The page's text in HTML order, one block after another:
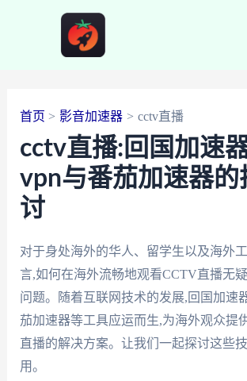
首页 影音加速器 cctv直播
cctv直播:回国加速
vpn与番茄加速器的
讨
对于身处海外的华人、留学生以及海外
言,如何在海外流畅地观看CCTV直播无
问题。随着互联网技术的发展,回国加速
茄加速器等工具应运而生,为海外观众提
直播的解决方案。让我们一起探讨这些
用。